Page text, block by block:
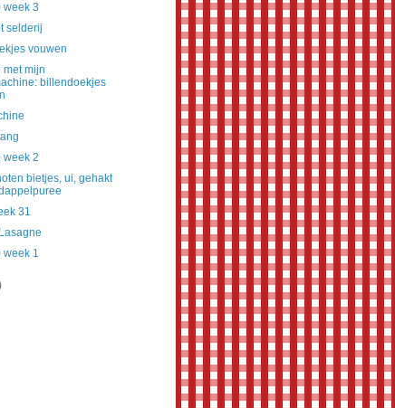
week 3
selderij
vouwen
met mijn
billendoekjes
week 2
bietjes, ui, gehakt
31
week 1